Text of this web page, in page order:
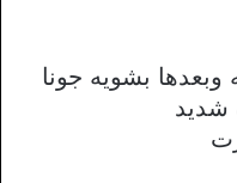
بشويه جونا
شديد